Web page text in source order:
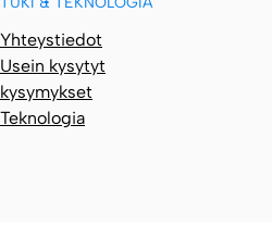
Yhteystiedot
Usein kysytyt
kysymykset
Teknologia